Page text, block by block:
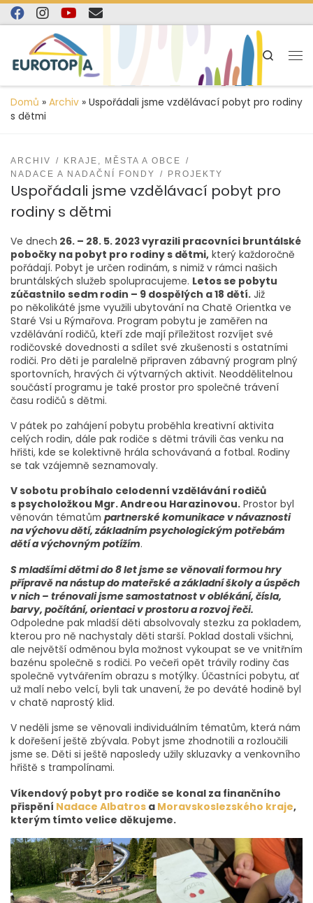
content
Skip to content
Search
Domů » Archiv » Uspořádali jsme vzdělávací pobyt pro rodiny
s dětmi
ARCHIV
KRAJE, MĚSTA A OBCE
NADACE A NADAČNÍ FONDY
PROJEKTY
Uspořádali jsme vzdělávací pobyt pro
rodiny s dětmi
Ve dnech 26. – 28. 5. 2023 vyrazili pracovníci bruntálské
pobočky na pobyt pro rodiny s dětmi, který každoročně
pořádají. Pobyt je určen rodinám, s nimiž v rámci našich
bruntálských služeb spolupracujeme. Letos se pobytu
zúčastnilo sedm rodin – 9 dospělých a 18 dětí. Již
po několikáté jsme využili ubytování na Chatě Orientka ve
Staré Vsi u Rýmařova. Program pobytu je zaměřen na
vzdělávání rodičů, kteří zde mají příležitost rozvíjet své
rodičovské dovednosti a sdílet své zkušenosti s ostatními
rodiči. Pro děti je paralelně připraven zábavný program plný
sportovních, hravých či výtvarných aktivit. Neoddělitelnou
součástí programu je také prostor pro společné trávení
času rodičů s dětmi.
V pátek po zahájení pobytu proběhla kreativní aktivita
celých rodin, dále pak rodiče s dětmi trávili čas venku na
hřišti, kde se kolektivně hrála schovávaná a fotbal. Rodiny
se tak vzájemně seznamovaly.
V sobotu probíhalo celodenní vzdělávání rodičů
s psycholožkou Mgr. Andreou Harazinovou. Prostor byl
věnován tématům partnerské komunikace v návaznosti
na výchovu dětí, základním psychologickým potřebám
dětí a výchovným potížím.
S mladšími dětmi do 8 let jsme se věnovali formou hry
přípravě na nástup do mateřské a základní školy a úspěch
v nich – trénovali jsme samostatnost v oblékání, čísla,
barvy, počítání, orientaci v prostoru a rozvoj řeči.
Odpoledne pak mladší děti absolvovaly stezku za pokladem,
kterou pro ně nachystaly děti starší. Poklad dostali všichni,
ale největší odměnou byla možnost vykoupat se ve vnitřním
bazénu společně s rodiči. Po večeři opět trávily rodiny čas
společně vytvářením obrazu s motýlky. Účastníci pobytu, ať
už malí nebo velcí, byli tak unavení, že po deváté hodině byl
v chatě naprostý klid.
V neděli jsme se věnovali individuálním tématům, která nám
k dořešení ještě zbývala. Pobyt jsme zhodnotili a rozloučili
jsme se. Děti si ještě naposledy užily skluzavky a venkovního
hřiště s trampolínami.
Víkendový pobyt pro rodiče se konal za finančního
přispění Nadace Albatros a Moravskoslezského kraje,
kterým tímto velice děkujeme.